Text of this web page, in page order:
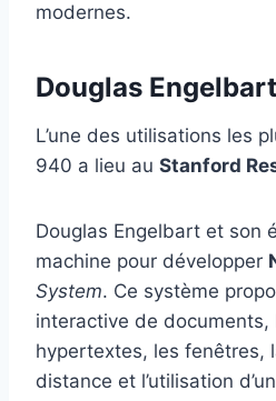
modernes.
Douglas
L’une des utilisations les
940 a lieu au Stanford
Douglas Engelbart et son
machine pour développer
System. Ce système
interactive de documents,
hypertextes, les fenêtres,
distance et l’utilisation